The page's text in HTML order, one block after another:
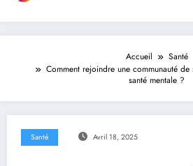
Accueil
Santé
Comment rejoindre une communauté
santé mentale ?
Santé Avril 18, 2025